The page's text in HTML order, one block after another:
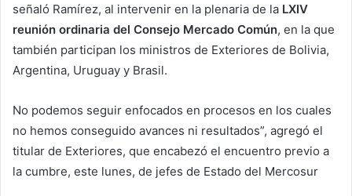
señaló Ramírez, al intervenir en la plenaria de la LXIV
reunión ordinaria del Consejo Mercado Común, en la que
también participan los ministros de Exteriores de Bolivia,
Argentina, Uruguay y Brasil.
No podemos seguir enfocados en procesos en los cuales
no hemos conseguido avances ni resultados”, agregó el
titular de Exteriores, que encabezó el encuentro previo a
la cumbre, este lunes, de jefes de Estado del Mercosur